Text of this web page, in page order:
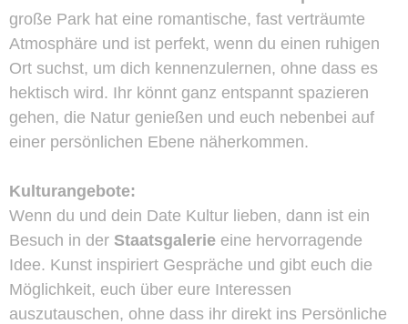
große Park hat eine romantische, fast verträumte
Atmosphäre und ist perfekt, wenn du einen ruhigen
Ort suchst, um dich kennenzulernen, ohne dass es
hektisch wird. Ihr könnt ganz entspannt spazieren
gehen, die Natur genießen und euch nebenbei auf
einer persönlichen Ebene näherkommen.
Kulturangebote:
Wenn du und dein Date Kultur lieben, dann ist ein
Besuch in der Staatsgalerie eine hervorragende
Idee. Kunst inspiriert Gespräche und gibt euch die
Möglichkeit, euch über eure Interessen
auszutauschen, ohne dass ihr direkt ins Persönliche